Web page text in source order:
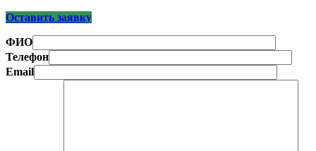
Оставить заявку
ФИО
Телефон
Email